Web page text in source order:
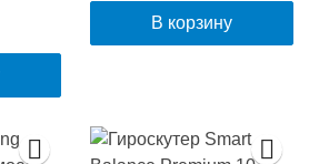
В корзину